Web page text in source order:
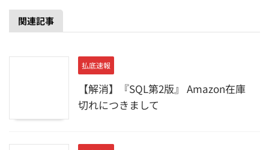
関連記事
払底速報
【解消】『SQL第2版』 Amazon在庫
切れにつきまして